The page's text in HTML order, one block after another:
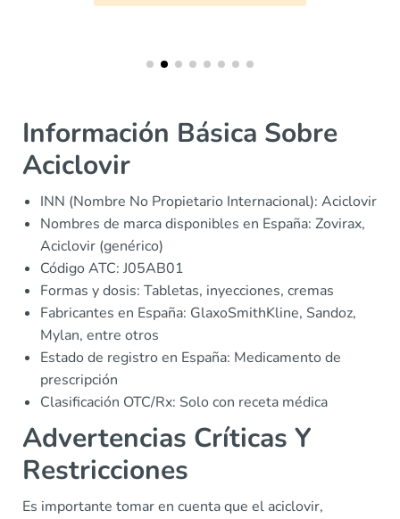
Información Básica Sobre
Aciclovir
INN (Nombre No Propietario Internacional): Aciclovir
Nombres de marca disponibles en España: Zovirax,
Aciclovir (genérico)
Código ATC: J05AB01
Formas y dosis: Tabletas, inyecciones, cremas
Fabricantes en España: GlaxoSmithKline, Sandoz,
Mylan, entre otros
Estado de registro en España: Medicamento de
prescripción
Clasificación OTC/Rx: Solo con receta médica
Advertencias Críticas Y
Restricciones
Es importante tomar en cuenta que el aciclovir,